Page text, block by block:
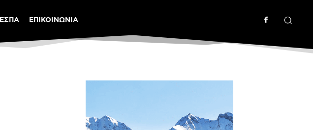
ΕΠΙΚΟΙΝΩΝΙΑ